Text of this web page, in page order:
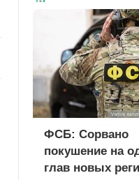
ФСБ: Сорвано
покушение на
глав новых